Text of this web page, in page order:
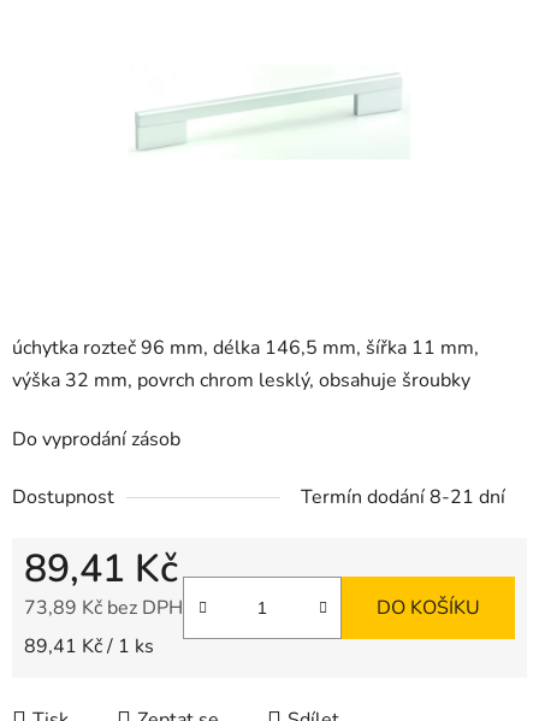
úchytka rozteč 96 mm, délka 146,5 mm, šířka 11 mm,
výška 32 mm, povrch chrom lesklý, obsahuje šroubky
Do vyprodání zásob
Dostupnost Termín dodání 8-21 dní
89,41 Kč
73,89 Kč bez DPH
Měrná cena:
89,41 Kč / 1 ks
DO KOŠÍKU